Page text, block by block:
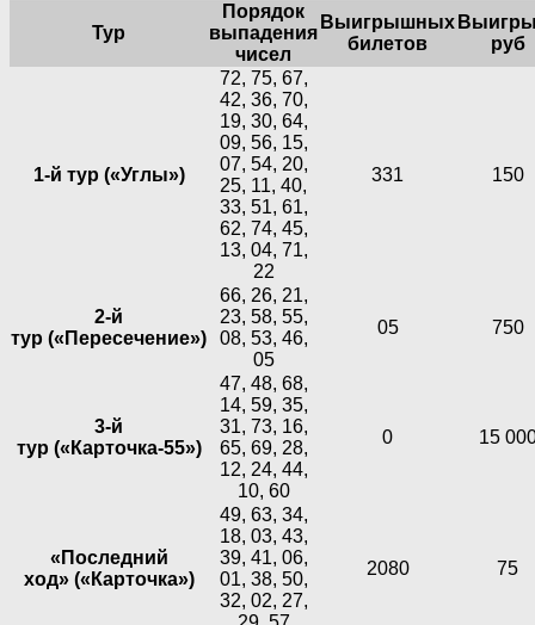
Тур
Порядок
выпадения
чисел
Выигрышных
билетов
руб
1-й тур («Углы»)
72, 75, 67,
42, 36, 70,
19, 30, 64,
09, 56, 15,
07, 54, 20,
25, 11, 40,
33, 51, 61,
62, 74, 45,
13, 04, 71,
22
331 150
2-й
тур («Пересечение»)
66, 26, 21,
23, 58, 55,
08, 53, 46,
05
05 750
3-й
тур («Карточка-55»)
47, 48, 68,
14, 59, 35,
31, 73, 16,
65, 69, 28,
12, 24, 44,
10, 60
0 15
«Последний
ход» («Карточка»)
49, 63, 34,
18, 03, 43,
39, 41, 06,
01, 38, 50,
32, 02, 27,
2080 75